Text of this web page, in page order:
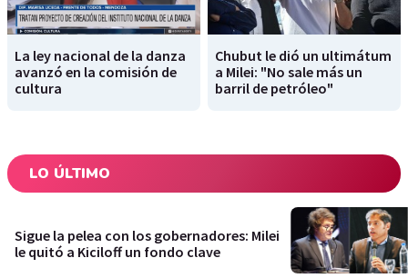
La ley nacional de la danza
avanzó en la comisión de
cultura
Chubut le dió un ultimátum
a Milei: "No sale más un
barril de petróleo"
LO ÚLTIMO
Sigue la pelea con los gobernadores: Milei
le quitó a Kiciloff un fondo clave